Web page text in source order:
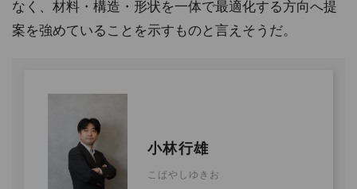
なく、材料・構造・形状を一体で最適化する方向へ提
案を強めていることを示すものと言えそうだ。
小林行雄
こばやしゆきお